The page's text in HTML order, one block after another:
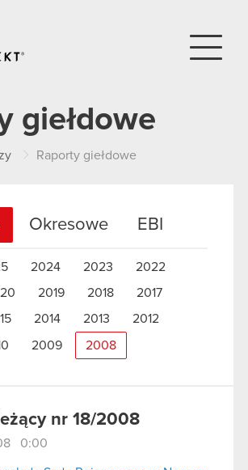
giełdowe
Raporty giełdowe
Okresowe EBI
2024 2023
2022
2019 2018
2017
2014 2013 2012
2009 2008
nr 18/2008
0:00